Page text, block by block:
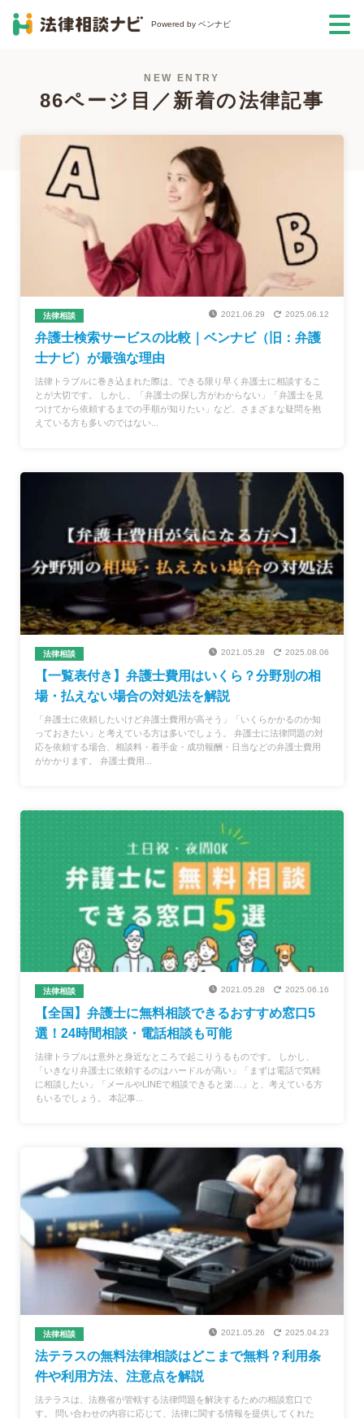
Powered by ベンナビ
NEW ENTRY
86ページ目／新着の法律記事
法律相談 2021.06.29 2025.06.12
弁護士検索サービスの比較｜ベンナビ（旧：弁護
士ナビ）が最強な理由
法律トラブルに巻き込まれた際は、できる限り早く弁護士に相談するこ
とが大切です。 しかし、「弁護士の探し方がわからない」「弁護士を見
つけてから依頼するまでの手順が知りたい」など、さまざまな疑問を抱
えている方も多いのではない...
法律相談 2021.05.28 2025.08.06
【一覧表付き】弁護士費用はいくら？分野別の相
場・払えない場合の対処法を解説
「弁護士に依頼したいけど弁護士費用が高そう」「いくらかかるのか知
っておきたい」と考えている方は多いでしょう。 弁護士に法律問題の対
応を依頼する場合、相談料・着手金・成功報酬・日当などの弁護士費用
がかかります。 弁護士費用...
法律相談 2021.05.28 2025.06.16
【全国】弁護士に無料相談できるおすすめ窓口5
選！24時間相談・電話相談も可能
法律トラブルは意外と身近なところで起こりうるものです。 しかし、
「いきなり弁護士に依頼するのはハードルが高い」「まずは電話で気軽
に相談したい」「メールやLINEで相談できると楽…」と、考えている方
もいるでしょう。 本記事...
法律相談 2021.05.26 2025.04.23
法テラスの無料法律相談はどこまで無料？利用条
件や利用方法、注意点を解説
法テラスは、法務省が管轄する法律問題を解決するための相談窓口で
す。 問い合わせの内容に応じて、法律に関する情報を提供してくれた